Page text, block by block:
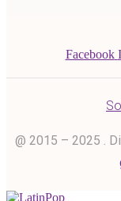
Facebook
@ 2015 – 2025 .